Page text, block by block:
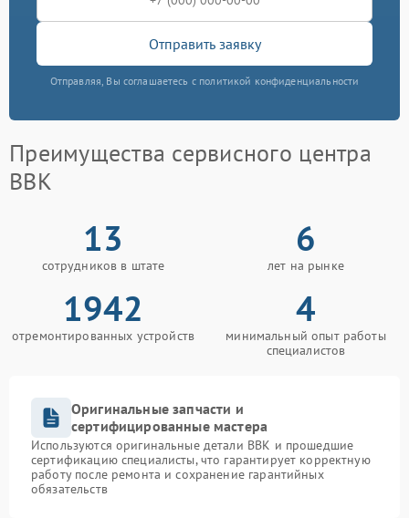
Отправить заявку
Отправляя, Вы соглашаетесь с политикой конфиденциальности
Преимущества сервисного центра
BBK
13
сотрудников в штате
6
лет на рынке
1942
отремонтированных устройств
4
минимальный опыт работы
специалистов
Оригинальные запчасти и
сертифицированные мастера
Используются оригинальные детали BBK и прошедшие
сертификацию специалисты, что гарантирует корректную
работу после ремонта и сохранение гарантийных
обязательств